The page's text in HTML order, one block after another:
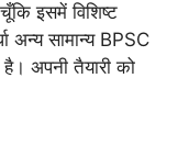
इसमें विशिष्ट
अन्य सामान्य BPSC
अपनी तैयारी को